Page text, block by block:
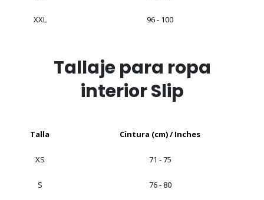
XXL 96 - 100
Tallaje para ropa
interior Slip
Talla Cintura (cm) / Inches
XS 71 - 75
S 76 - 80